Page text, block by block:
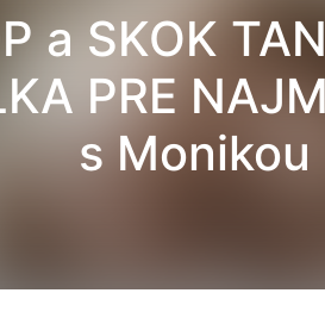
a SKOK
PRE
s Monikou